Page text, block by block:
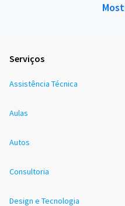
Serviços
Assistência Técnica
Aulas
Autos
Consultoria
Design e Tecnologia